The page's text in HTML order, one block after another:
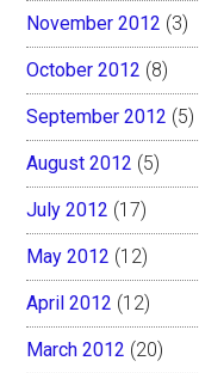
November 2012 (3)
October 2012 (8)
September 2012 (5)
August 2012 (5)
July 2012 (17)
May 2012 (12)
April 2012 (12)
March 2012 (20)